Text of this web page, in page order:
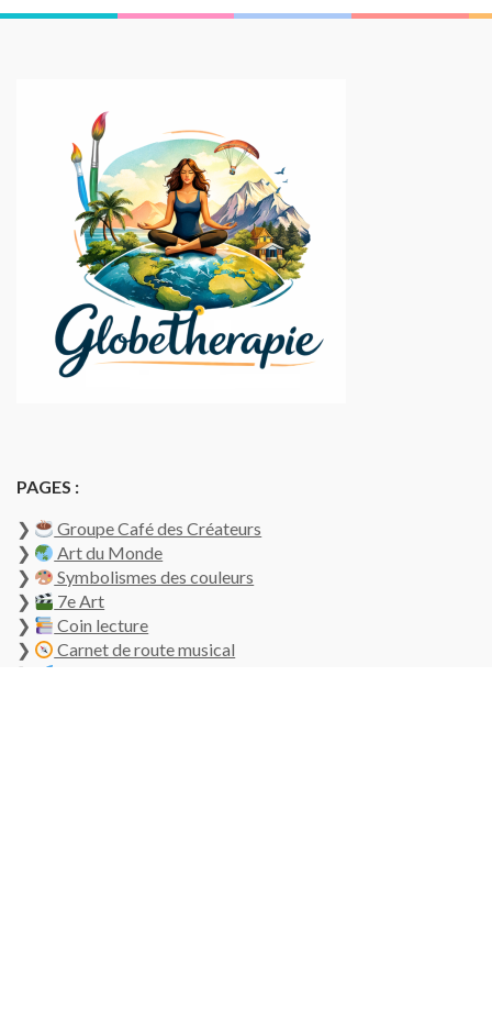
PAGES :
❯
Groupe Café des Créateurs
❯
Art du Monde
❯
Symbolismes des couleurs
❯
7e Art
❯
Coin lecture
❯
Carnet de route musical
❯